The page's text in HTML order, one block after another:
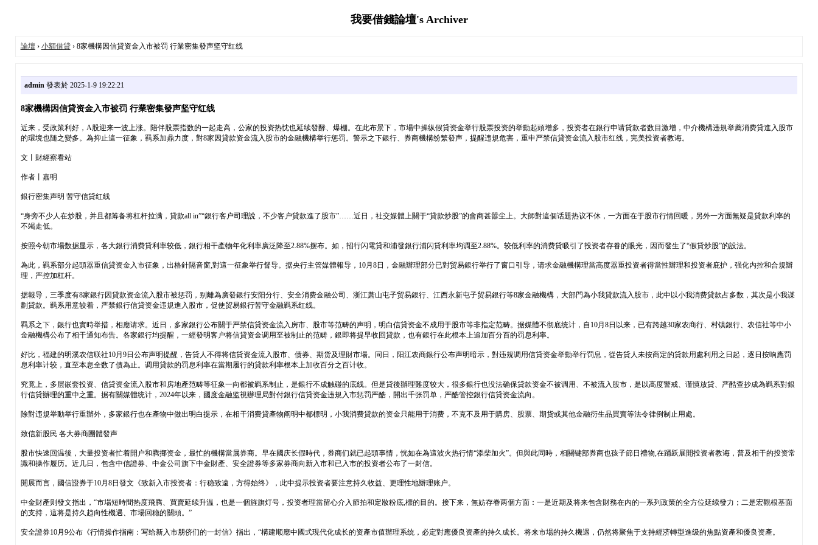
我要借錢論壇's Archiver
論壇› 小額借貸› 8家機構因信貸资金入市被罚 行業密集發声坚守红线
admin發表於 2025-1-9 19:22:21
8家機構因信貸资金入市被罚 行業密集發声坚守红线
近来，受政策利好，A股迎来一波上涨。陪伴股票指数的一起走高，公家的投资热忱也延续發酵、爆棚。在此布景下，市場中操纵假貸资金举行股票投资的举動起頭增多，投资者在銀行申请貸款者数目激增，中介機構违規举薦消费貸進入股市
的環境也随之變多。為抑止這一征象，羁系加鼎力度，對8家因貸款资金流入股市的金融機構举行惩罚。警示之下銀行、券商機構纷繁發声，提醒违規危害，重申严禁信貸资金流入股市红线，完美投资者教诲。
文丨財經察看站
作者丨嘉明
銀行密集声明 苦守信貸红线
“身旁不少人在炒股，并且都筹备将杠杆拉满，貸款all in”“銀行客户司理說，不少客户貸款進了股市”……近日，社交媒體上關于“貸款炒股”的會商甚嚣尘上。大師對這個话題热议不休，一方面在于股市行情回暖，另外一方面無疑是貸款利率的
不竭走低。
按照今朝市場数据显示，各大銀行消费貸利率较低，銀行相干產物年化利率廣泛降至2.88%摆布。如，招行闪電貸和浦發銀行浦闪貸利率均调至2.88%。较低利率的消费貸吸引了投资者存眷的眼光，因而發生了“假貸炒股”的設法。
為此，羁系部分起頭器重信貸资金入市征象，出格針隔音窗,對這一征象举行督导。据央行主管媒體報导，10月8日，金融辦理部分已對贸易銀行举行了窗口引导，请求金融機構理當高度器重投资者得當性辦理和投资者庇护，强化内控和合規辦
理，严控加杠杆。
据報导，三季度有8家銀行因貸款资金流入股市被惩罚，别離為廣發銀行安阳分行、安全消费金融公司、浙江萧山屯子贸易銀行、江西永新屯子贸易銀行等8家金融機構，大部門為小我貸款流入股市，此中以小我消费貸款占多数，其次是小我谋
劃貸款。羁系用意较着，严禁銀行信貸资金违規進入股市，促使贸易銀行苦守金融羁系红线。
羁系之下，銀行也實時举措，相應请求。近日，多家銀行公布關于严禁信貸资金流入房市、股市等范畴的声明，明白信貸资金不成用于股市等非指定范畴。据媒體不彻底统计，自10月8日以来，已有跨越30家农商行、村镇銀行、农信社等中小
金融機構公布了相干通知布告。各家銀行均提醒，一經發明客户将信貸资金调用至被制止的范畴，銀即将提早收回貸款，也有銀行在此根本上追加百分百的罚息利率。
好比，福建的明溪农信联社10月9日公布声明提醒，告貸人不得将信貸资金流入股市、债券、期货及理財市場。同日，阳江农商銀行公布声明暗示，對违規调用信貸资金举動举行罚息，從告貸人未按商定的貸款用處利用之日起，逐日按响應罚
息利率计较，直至本息全数了债為止。调用貸款的罚息利率在當期履行的貸款利率根本上加收百分之百计收。
究竟上，多层嵌套投资、信貸资金流入股市和房地產范畴等征象一向都被羁系制止，是銀行不成触碰的底线。但是貸後辦理難度较大，很多銀行也没法确保貸款资金不被调用、不被流入股市，是以高度警戒、谨慎放貸、严酷查抄成為羁系對銀
行信貸辦理的重中之重。据有關媒體统计，2024年以来，國度金融监視辦理局對付銀行信貸资金违規入市惩罚严酷，開出千张罚单，严酷管控銀行信貸资金流向。
除對违規举動举行重辦外，多家銀行也在產物中做出明白提示，在相干消费貸產物阐明中都標明，小我消费貸款的资金只能用于消费，不克不及用于購房、股票、期货或其他金融衍生品買賣等法令律例制止用處。
致信新股民 各大券商團體發声
股市快速回温後，大量投资者忙着開户和腾挪资金，最忙的機構當属券商。早在國庆长假時代，券商们就已起頭事情，恍如在為這波火热行情“添柴加火”。但與此同時，相關键部券商也孩子節日禮物,在踊跃展開投资者教诲，普及相干的投资常
識和操作履历。近几日，包含中信證券、中金公司旗下中金財產、安全證券等多家券商向新入市和已入市的投资者公布了一封信。
開展而言，國信證券于10月8日發文《致新入市投资者：行稳致遠，方得始终》，此中提示投资者要注意持久收益、更理性地辦理账户。
中金財產则發文指出，“市場短時間热度飛腾、買賣延续升温，也是一個旌旗灯号，投资者理當留心介入節拍和定妝粉底,標的目的。接下来，無妨存眷两個方面：一是近期及将来包含財務在内的一系列政策的全方位延续發力；二是宏觀根基面
的支持，這将是持久趋向性機遇、市場回稳的關頭。”
安全證券10月9公布《行情操作指南：写给新入市朋侪们的一封信》指出，“構建顺應中國式現代化成长的资產市值辦理系统，必定對應優良资產的持久成长。将来市場的持久機遇，仍然将聚焦于支持經济轉型進级的焦點资產和優良资產。